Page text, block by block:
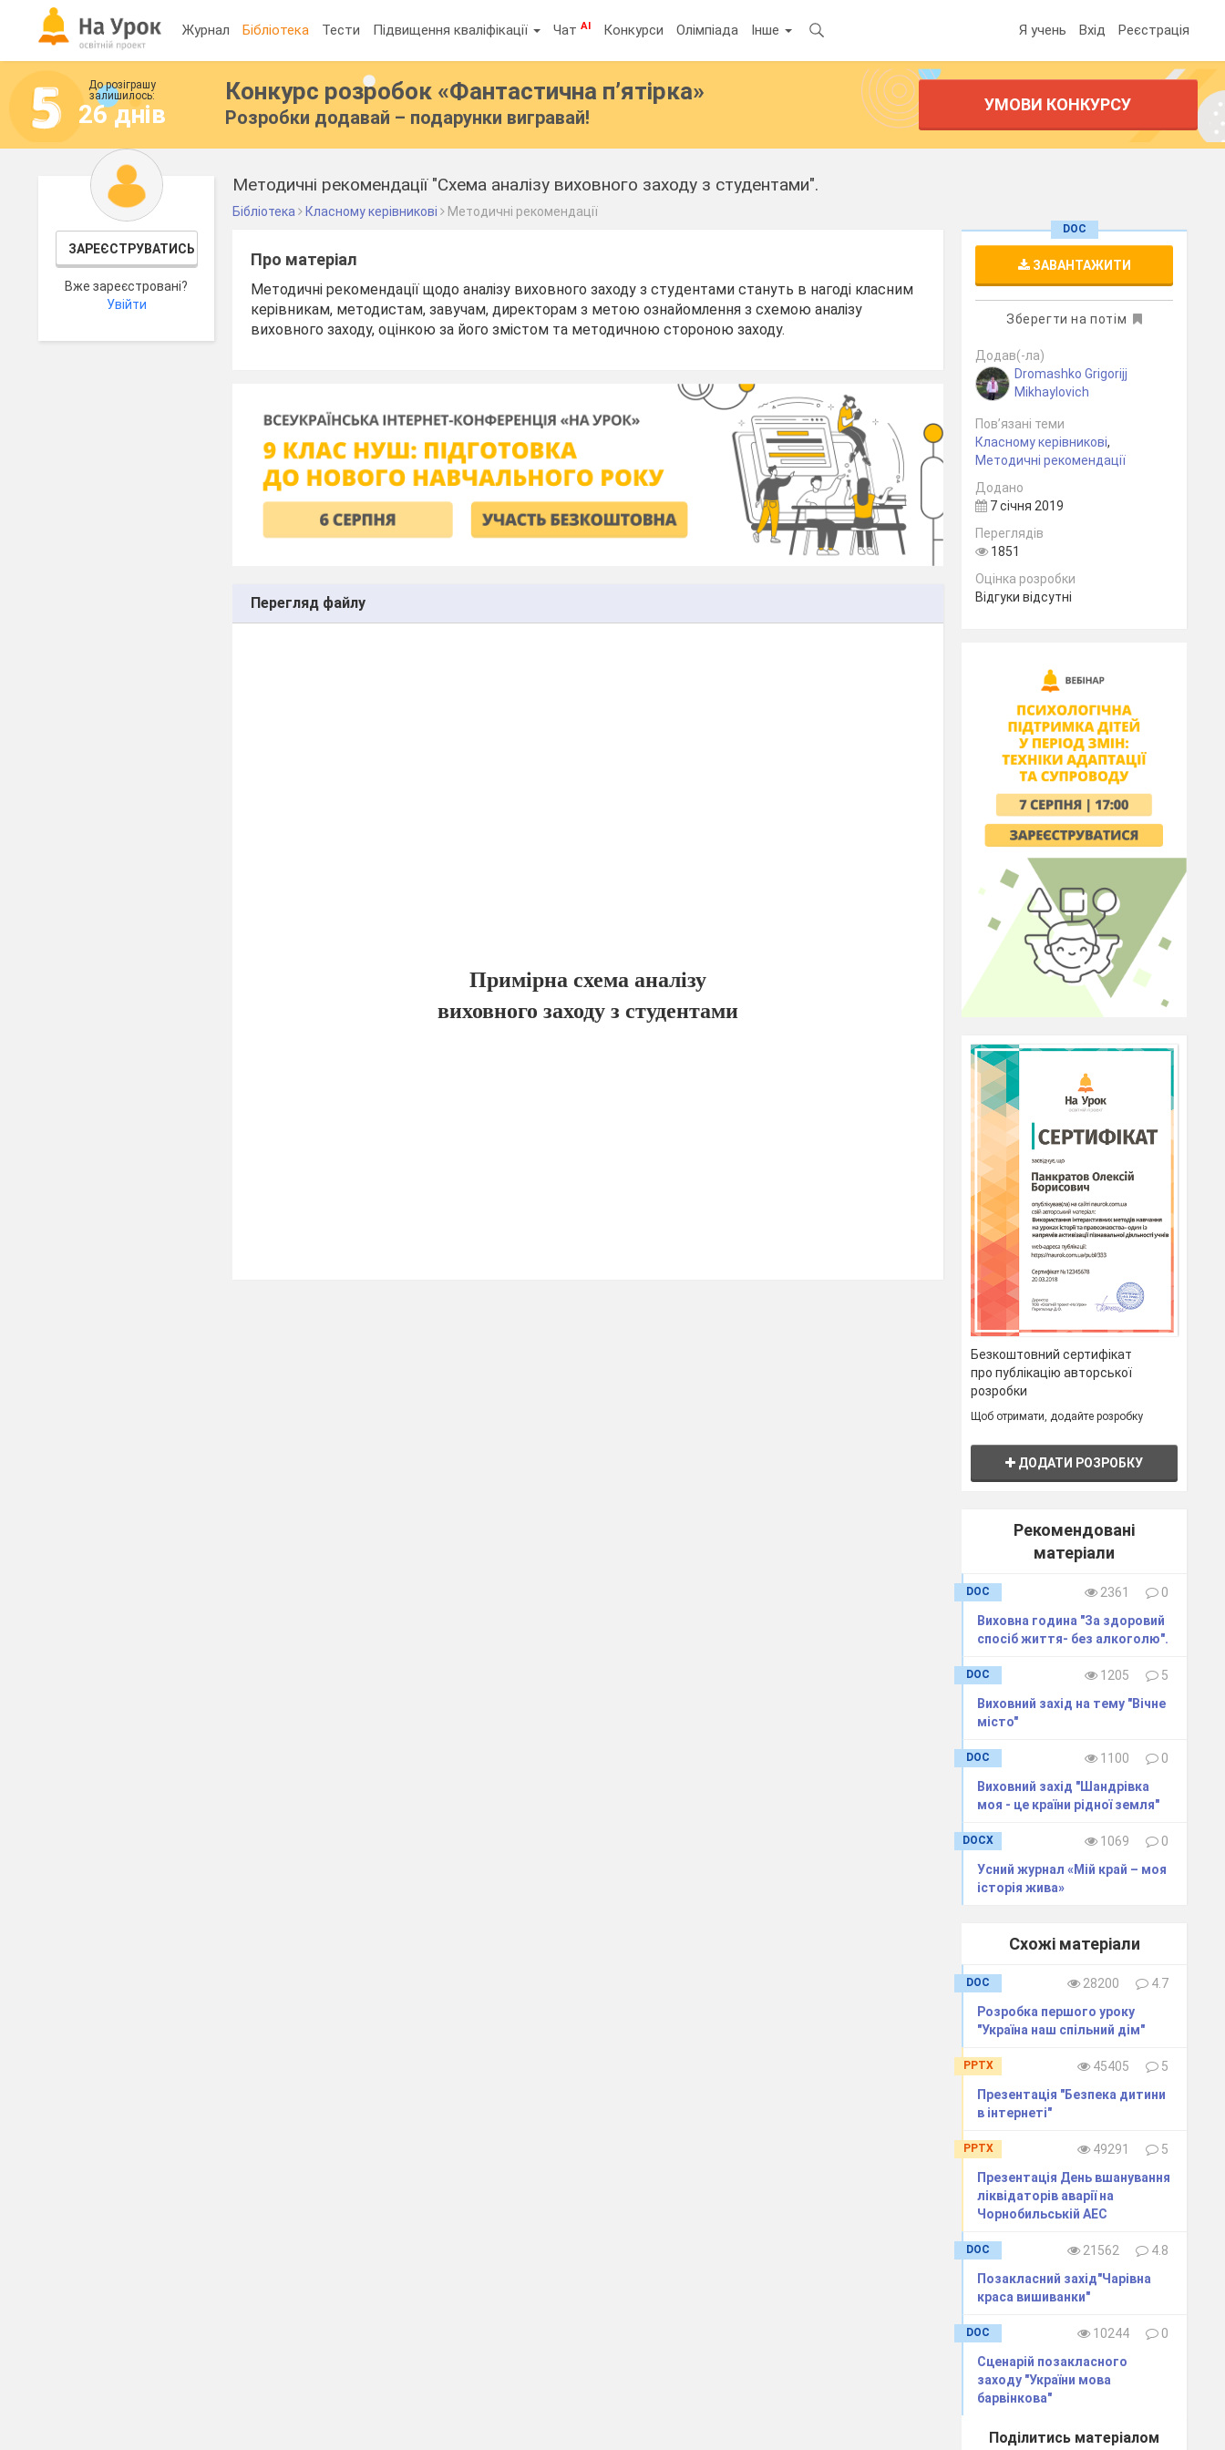
Журнал Бібліотека Тести Підвищення кваліфікації ЧатAI Конкурси Олімпіада Інше Я учень Вхід Реєстрація
До розіграшу
залишилось:
26 днів
Конкурс розробок «Фантастична п’ятірка»
Розробки додавай – подарунки вигравай!
УМОВИ КОНКУРСУ
ЗАРЕЄСТРУВАТИСЬ
Вже зареєстровані?
Увійти
Методичні рекомендації "Схема аналізу виховного заходу з студентами".
Бібліотека Класному керівникові Методичні рекомендації
Про матеріал
Методичні рекомендації щодо аналізу виховного заходу з студентами стануть в нагоді класним
керівникам, методистам, завучам, директорам з метою ознайомлення з схемою аналізу
виховного заходу, оцінкою за його змістом та методичною стороною заходу.
Перегляд файлу
Примірна схема аналізу
виховного заходу з студентами
DOC
ЗАВАНТАЖИТИ
Зберегти на потім
Додав(-ла)
Dromashko Grigorijj
Mikhaylovich
Пов’язані теми
Класному керівникові,
Методичні рекомендації
Додано
7 січня 2019
Переглядів
1851
Оцінка розробки
Відгуки відсутні
Безкоштовний сертифікат
про публікацію авторської
розробки
Щоб отримати, додайте розробку
ДОДАТИ РОЗРОБКУ
Рекомендовані
матеріали
DOC 2361
0
Виховна година "За здоровий
спосіб життя- без алкоголю".
DOC 1205
5
Виховний захід на тему "Вічне
місто"
DOC 1100
0
Виховний захід "Шандрівка
моя - це країни рідної земля"
DOCX 1069
0
Усний журнал «Мій край – моя
історія жива»
Схожі матеріали
DOC 28200
4.7
Розробка першого уроку
"Україна наш спільний дім"
PPTX 45405
5
Презентація "Безпека дитини
в інтернеті"
PPTX 49291
5
Презентація День вшанування
ліквідаторів аварії на
Чорнобильській АЕС
DOC 21562
4.8
Позакласний захід"Чарівна
краса вишиванки"
DOC 10244
0
Сценарій позакласного
заходу "України мова
барвінкова"
Поділитись матеріалом